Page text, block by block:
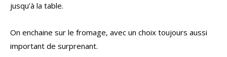
jusqu’à la table.
On enchaine sur le fromage, avec un choix toujours aussi
important de surprenant.